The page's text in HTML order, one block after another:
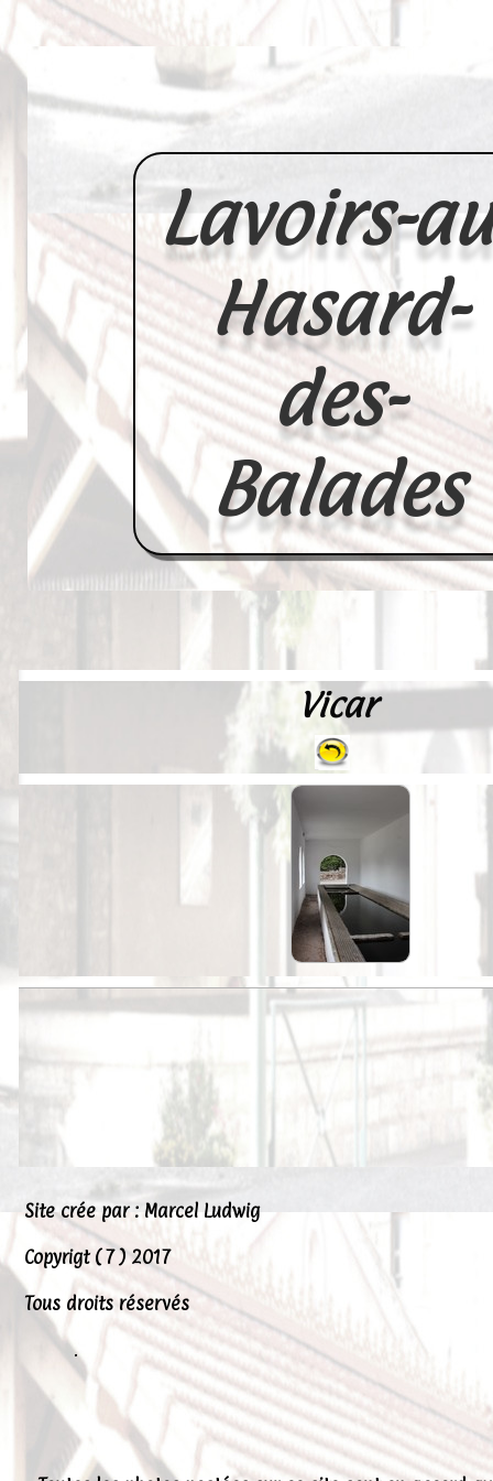
Lavoirs-
Hasard-
des-
Balades
Europe
Outils-des-Lavandières
Cartes Postales-Anciennes et
Peintures
Vicar
Site crée par : Marcel Ludwig
Copyrigt ( 7 ) 2017
Tous droits réservés
.